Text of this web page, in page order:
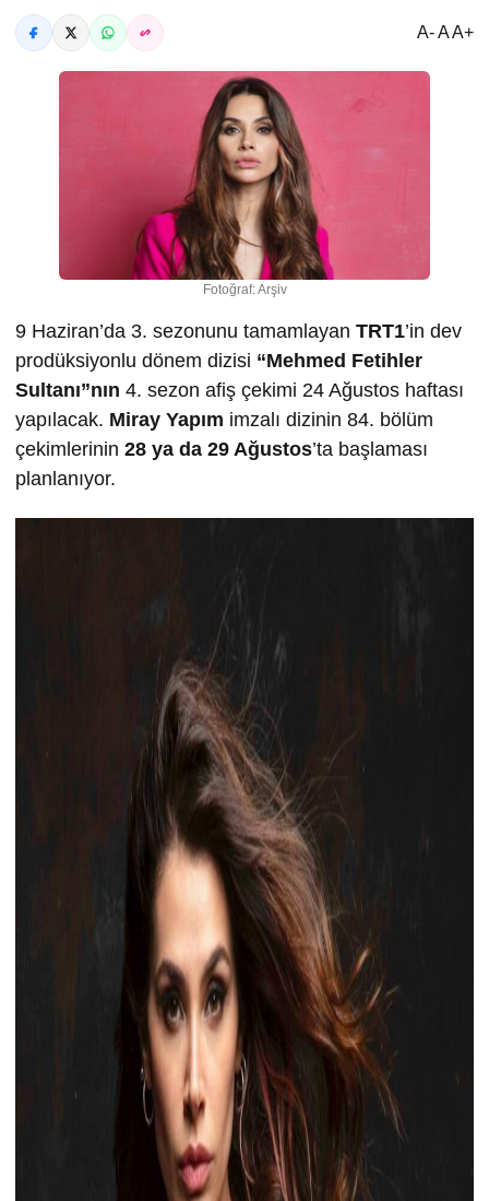
A- A A+
Fotoğraf: Arşiv
9 Haziran’da 3. sezonunu tamamlayan TRT1’in dev
prodüksiyonlu dönem dizisi “Mehmed Fetihler
Sultanı”nın 4. sezon afiş çekimi 24 Ağustos haftası
yapılacak. Miray Yapım imzalı dizinin 84. bölüm
çekimlerinin 28 ya da 29 Ağustos’ta başlaması
planlanıyor.